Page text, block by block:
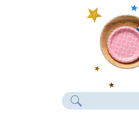
Search products